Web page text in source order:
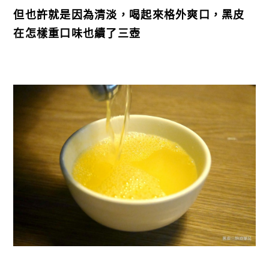
但也許就是因為清淡，喝起來格外爽口，黑皮
在怎樣重口味也續了三壺